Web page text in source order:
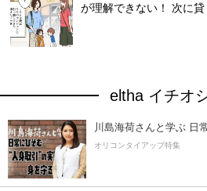
が理解できない！ 次に
eltha イチオ
川島海荷さんと学ぶ 日
オリコンタイアップ特集